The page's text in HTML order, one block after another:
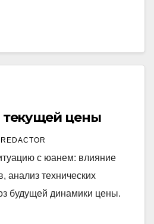
текущей цены
REDACTOR
с юанем: влияние
анализ технических
будущей динамики цены.